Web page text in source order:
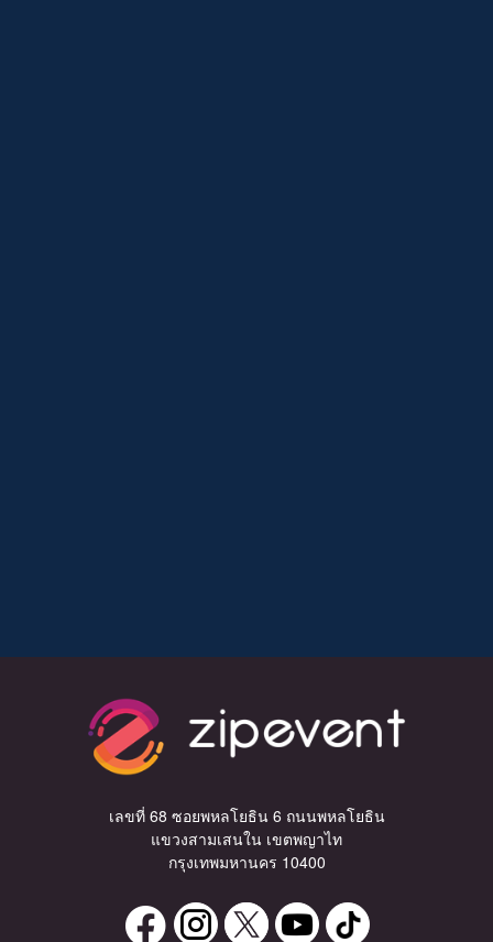
เลขที่ 68 ซอยพหลโยธิน 6 ถนนพหลโยธิน
แขวงสามเสนใน เขตพญาไท
กรุงเทพมหานคร 10400